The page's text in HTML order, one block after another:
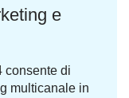
e
consente di
multicanale in